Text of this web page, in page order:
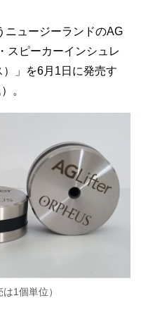
ニュージーランドのAG
スピーカーインシュレ
」を6月1日に発売す
。
1個単位）